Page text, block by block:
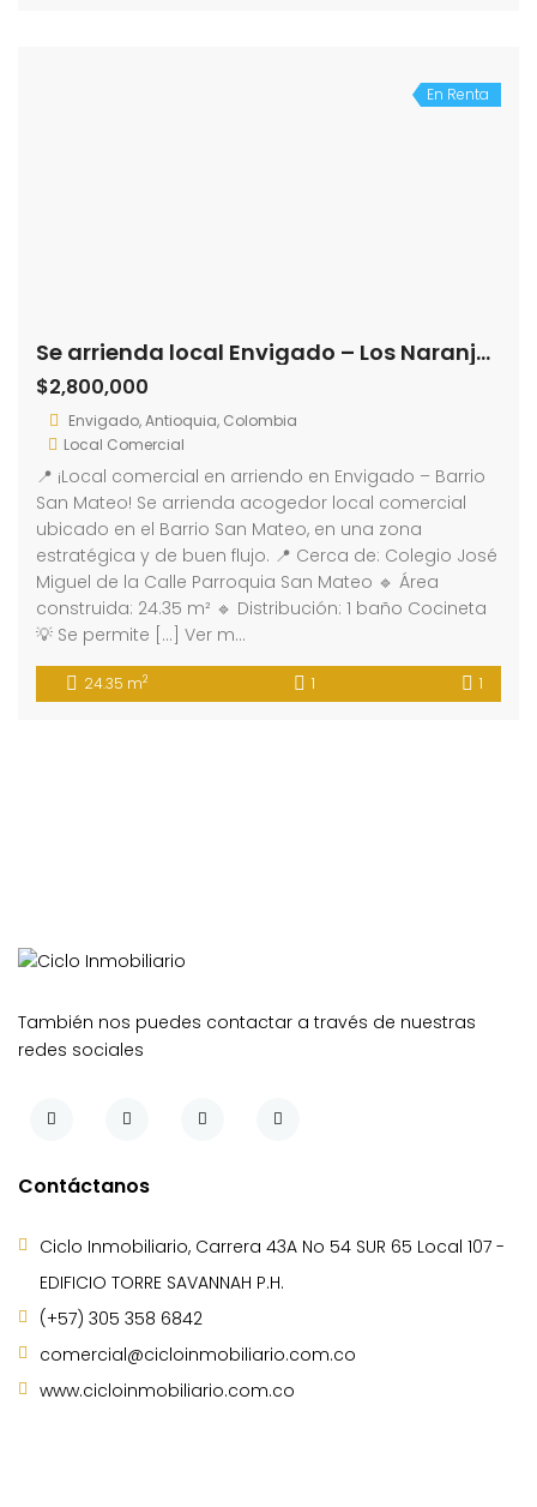
En Renta
Se arrienda local Envigado – Los Naranjos (193868051)
$2,800,000
Envigado, Antioquia, Colombia
Local Comercial
📍 ¡Local comercial en arriendo en Envigado – Barrio
San Mateo! Se arrienda acogedor local comercial
ubicado en el Barrio San Mateo, en una zona
estratégica y de buen flujo. 📍 Cerca de: Colegio José
Miguel de la Calle Parroquia San Mateo 🔹 Área
construida: 24.35 m² 🔹 Distribución: 1 baño Cocineta
💡 Se permite […] Ver m…
24.35 m2 1 1
También nos puedes contactar a través de nuestras
redes sociales
Contáctanos
Ciclo Inmobiliario, Carrera 43A No 54 SUR 65 Local 107 -
EDIFICIO TORRE SAVANNAH P.H.
(+57) 305 358 6842
comercial@cicloinmobiliario.com.co
www.cicloinmobiliario.com.co